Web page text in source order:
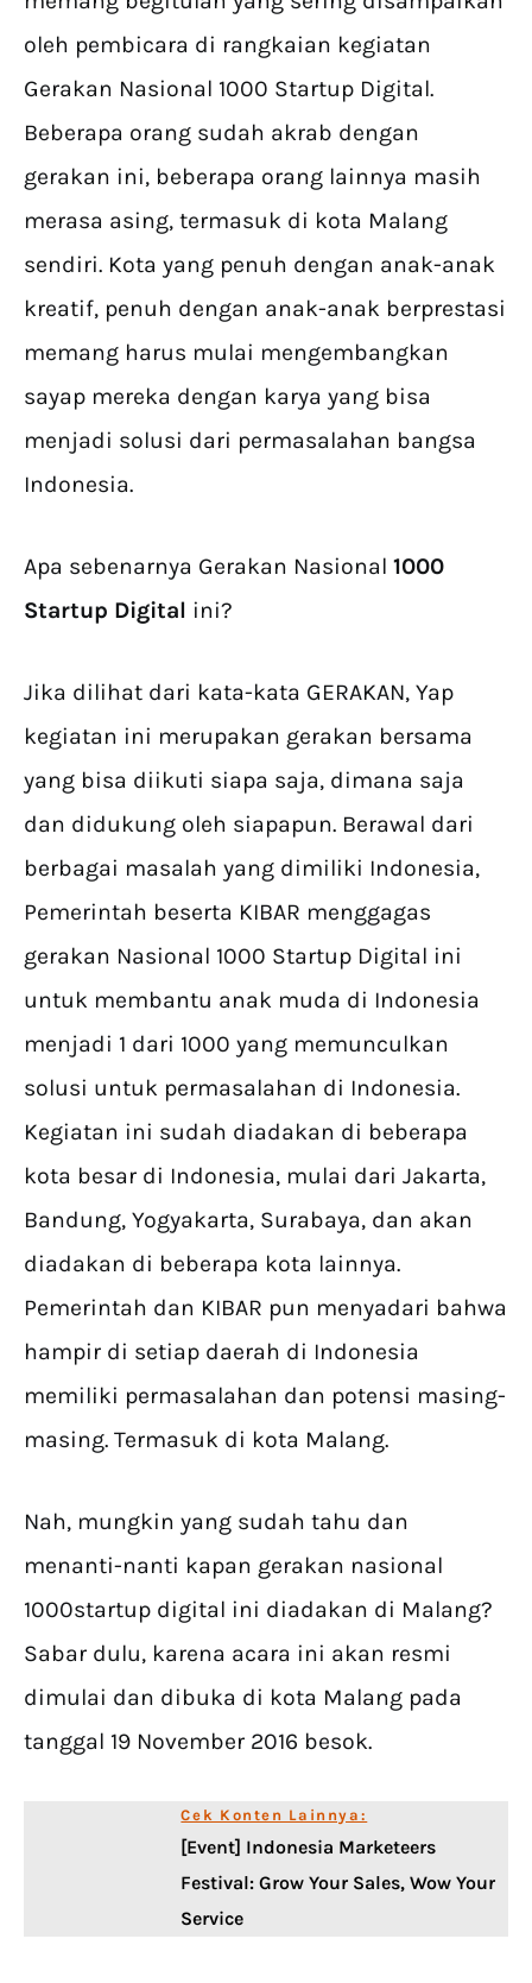
oleh pembicara di rangkaian kegiatan
Gerakan Nasional 1000 Startup Digital.
Beberapa orang sudah akrab dengan
gerakan ini, beberapa orang lainnya masih
merasa asing, termasuk di kota Malang
sendiri. Kota yang penuh dengan anak-anak
kreatif, penuh dengan anak-anak berprestasi
memang harus mulai mengembangkan
sayap mereka dengan karya yang bisa
menjadi solusi dari permasalahan bangsa
Indonesia.
Apa sebenarnya Gerakan Nasional 1000
Startup Digital ini?
Jika dilihat dari kata-kata GERAKAN, Yap
kegiatan ini merupakan gerakan bersama
yang bisa diikuti siapa saja, dimana saja
dan didukung oleh siapapun. Berawal dari
berbagai masalah yang dimiliki Indonesia,
Pemerintah beserta KIBAR menggagas
gerakan Nasional 1000 Startup Digital ini
untuk membantu anak muda di Indonesia
menjadi 1 dari 1000 yang memunculkan
solusi untuk permasalahan di Indonesia.
Kegiatan ini sudah diadakan di beberapa
kota besar di Indonesia, mulai dari Jakarta,
Bandung, Yogyakarta, Surabaya, dan akan
diadakan di beberapa kota lainnya.
Pemerintah dan KIBAR pun menyadari bahwa
hampir di setiap daerah di Indonesia
memiliki permasalahan dan potensi masing-
masing. Termasuk di kota Malang.
Nah, mungkin yang sudah tahu dan
menanti-nanti kapan gerakan nasional
1000startup digital ini diadakan di Malang?
Sabar dulu, karena acara ini akan resmi
dimulai dan dibuka di kota Malang pada
tanggal 19 November 2016 besok.
Cek Konten Lainnya:
[Event] Indonesia Marketeers
Festival: Grow Your Sales, Wow Your
Service